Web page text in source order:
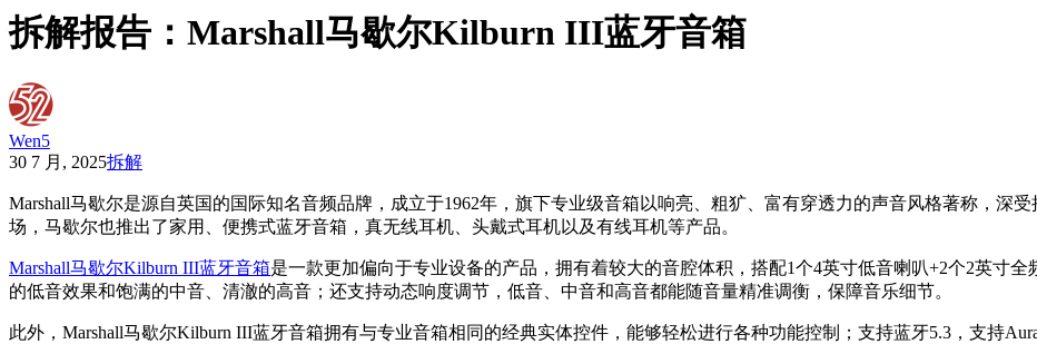
拆解报告：Marshall马歇尔Kilburn III蓝牙音箱
Wen5
30 7 月, 2025拆解
Marshall马歇尔是源自英国的国际知名音频品牌，成立于1962年，旗下专业级音箱以响亮、粗犷、富有穿透力的声音风格著称，深
场，马歇尔也推出了家用、便携式蓝牙音箱，真无线耳机、头戴式耳机以及有线耳机等产品。
Marshall马歇尔Kilburn III蓝牙音箱是一款更加偏向于专业设备的产品，拥有着较大的音腔体积，搭配1个4英寸低音喇叭+2个2英寸
的低音效果和饱满的中音、清澈的高音；还支持动态响度调节，低音、中音和高音都能随音量精准调衡，保障音乐细节。
此外，Marshall马歇尔Kilburn III蓝牙音箱拥有与专业音箱相同的经典实体控件，能够轻松进行各种功能控制；支持蓝牙5.3，支持